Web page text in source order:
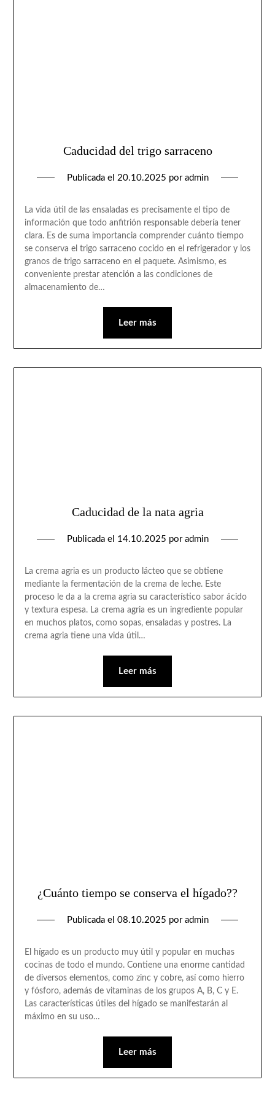
Caducidad del trigo sarraceno
Publicada el 20.10.2025 por admin
La vida útil de las ensaladas es precisamente el tipo de
información que todo anfitrión responsable debería tener
clara. Es de suma importancia comprender cuánto tiempo
se conserva el trigo sarraceno cocido en el refrigerador y los
granos de trigo sarraceno en el paquete. Asimismo, es
conveniente prestar atención a las condiciones de
almacenamiento de…
Leer más
Caducidad de la nata agria
Publicada el 14.10.2025 por admin
La crema agria es un producto lácteo que se obtiene
mediante la fermentación de la crema de leche. Este
proceso le da a la crema agria su característico sabor ácido
y textura espesa. La crema agria es un ingrediente popular
en muchos platos, como sopas, ensaladas y postres. La
crema agria tiene una vida útil…
Leer más
¿Cuánto tiempo se conserva el hígado??
Publicada el 08.10.2025 por admin
El hígado es un producto muy útil y popular en muchas
cocinas de todo el mundo. Contiene una enorme cantidad
de diversos elementos, como zinc y cobre, así como hierro
y fósforo, además de vitaminas de los grupos A, B, C y E.
Las características útiles del hígado se manifestarán al
máximo en su uso…
Leer más